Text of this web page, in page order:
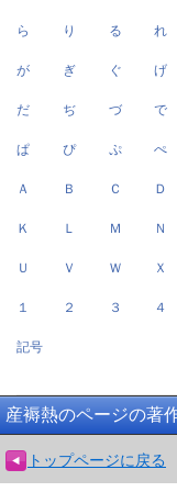
ら り る れ
が ぎ ぐ げ
だ ぢ づ で
ぱ ぴ ぷ ぺ
Ａ Ｂ Ｃ Ｄ
Ｋ Ｌ Ｍ Ｎ
Ｕ Ｖ Ｗ Ｘ
１ ２ ３ ４
記号
産褥熱のページの著
トップページに戻る